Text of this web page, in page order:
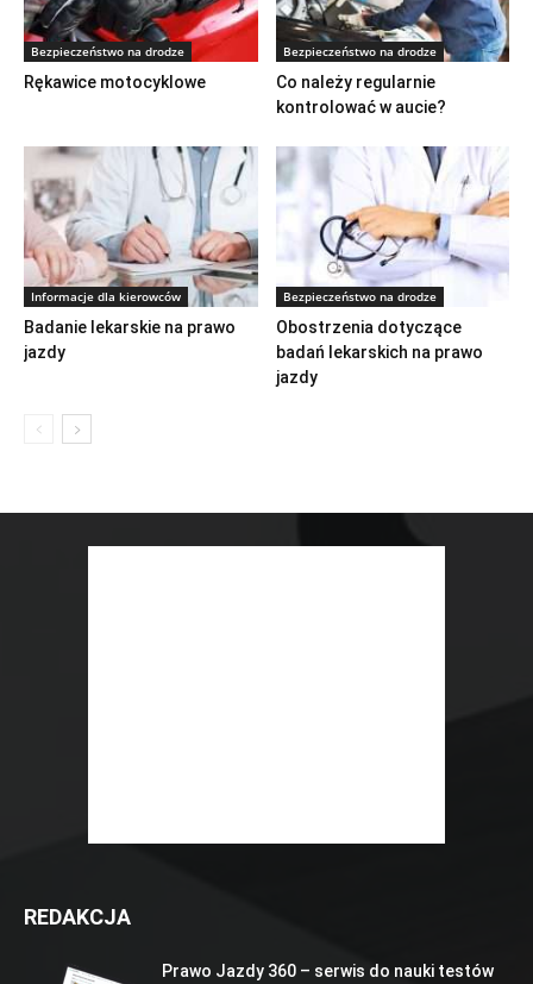
Bezpieczeństwo na drodze
Rękawice motocyklowe
Bezpieczeństwo na drodze
Co należy regularnie
kontrolować w aucie?
Informacje dla kierowców
Badanie lekarskie na prawo
jazdy
Bezpieczeństwo na drodze
Obostrzenia dotyczące
badań lekarskich na prawo
jazdy
REDAKCJA
Prawo Jazdy 360 – serwis do nauki testów